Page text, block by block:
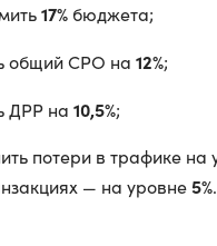
17% бюджета;
общий СРО на 12%;
ДРР на 10,5%;
потери в трафике на
— на уровне 5%.